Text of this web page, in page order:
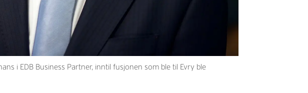
i EDB Business Partner, inntil fusjonen som ble til Evry ble